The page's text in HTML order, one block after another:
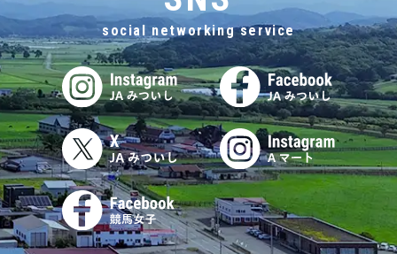
social networking service